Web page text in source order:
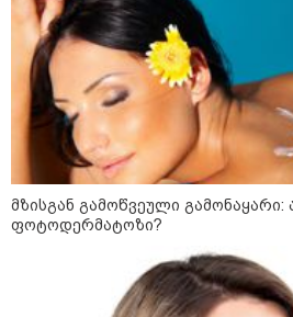
მზისგან გამოწვეული
ფოტოდერმატოზი?